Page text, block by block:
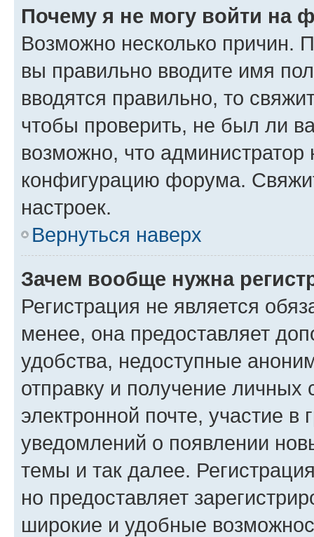
Почему я не могу войти на
Возможно несколько причин.
вы правильно вводите имя
вводятся правильно, то
чтобы проверить, не был ли
возможно, что администратор
конфигурацию форума.
настроек.
Вернуться наверх
Зачем вообще нужна
Регистрация не является
менее, она предоставляет
удобства, недоступные
отправку и получение
электронной почте, участие в
уведомлений о появлении
темы и так далее.
но предоставляет
широкие и удобные